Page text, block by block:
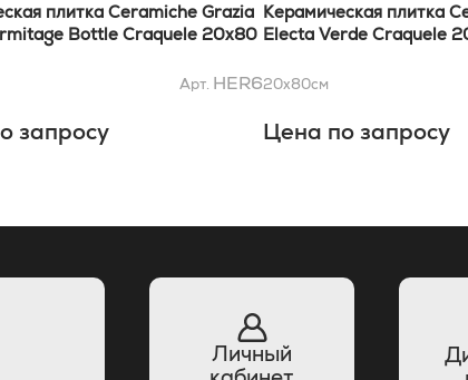
плитка Ceramiche Grazia
Bottle Craquele 20x80
Арт. HER6
запросу
Керамическая плитка
Electa Verde Craquele
20x80см
Цена по запросу
Личный